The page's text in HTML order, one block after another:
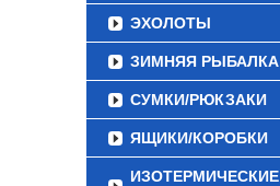
ЭХОЛОТЫ
ЗИМНЯЯ РЫБАЛКА
СУМКИ/РЮКЗАКИ
ЯЩИКИ/КОРОБКИ
ИЗОТЕРМИЧЕСКИЕ